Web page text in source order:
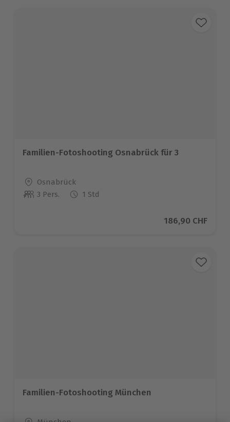
Familien-Fotoshooting Osnabrück für 3
Standort
Osnabrück
Anzahl der Teilnehmer
3 Pers. 1 Std
Aktueller Preis
186,90 CHF
Familien-Fotoshooting München